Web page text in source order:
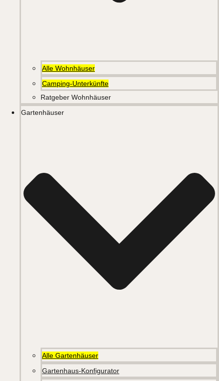
Alle Wohnhäuser
Camping-Unterkünfte
Ratgeber Wohnhäuser
Gartenhäuser
Alle Gartenhäuser
Gartenhaus-Konfigurator